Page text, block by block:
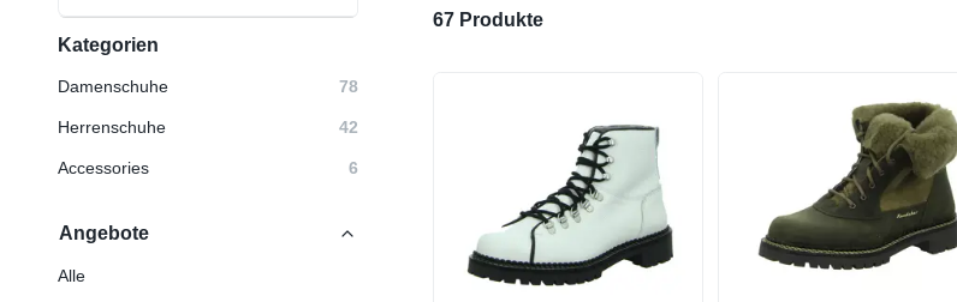
Kategorien
Damenschuhe 78
Herrenschuhe 42
Accessories 6
Angebote
Alle
67 Produkte